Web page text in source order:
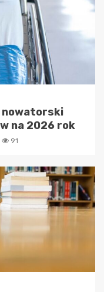
nowatorski
na 2026 rok
91